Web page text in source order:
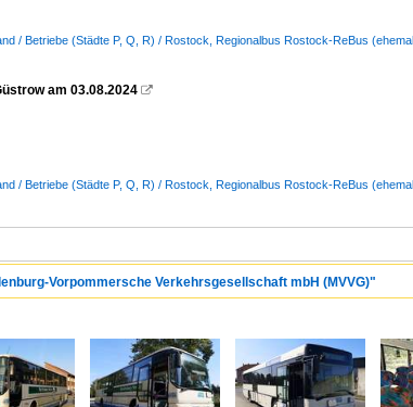
/ Betriebe (Städte P, Q, R) / Rostock, Regionalbus Rostock-ReBus
am 03.08.2024 
/ Betriebe (Städte P, Q, R) / Rostock, Regionalbus Rostock-ReBus
Vorpommersche Verkehrsgesellschaft mbH (MVVG)"